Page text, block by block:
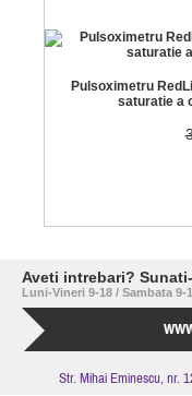
Pulsoximetru
saturatie a
Aveti intrebari?
Luni-Vineri 9-18 / Sambata 9-
Str. Mihai Eminescu, nr.